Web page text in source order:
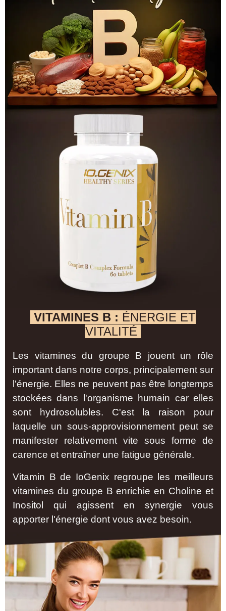
VITAMINES B : ÉNERGIE ET
VITALITÉ
Les vitamines du groupe B jouent un rôle
important dans notre corps, principalement sur
l'énergie. Elles ne peuvent pas être longtemps
stockées dans l'organisme humain car elles
sont hydrosolubles. C'est la raison pour
laquelle un sous-approvisionnement peut se
manifester relativement vite sous forme de
carence et entraîner une fatigue générale.
Vitamin B de IoGenix regroupe les meilleurs
vitamines du groupe B enrichie en Choline et
Inositol qui agissent en synergie vous
apporter l'énergie dont vous avez besoin.